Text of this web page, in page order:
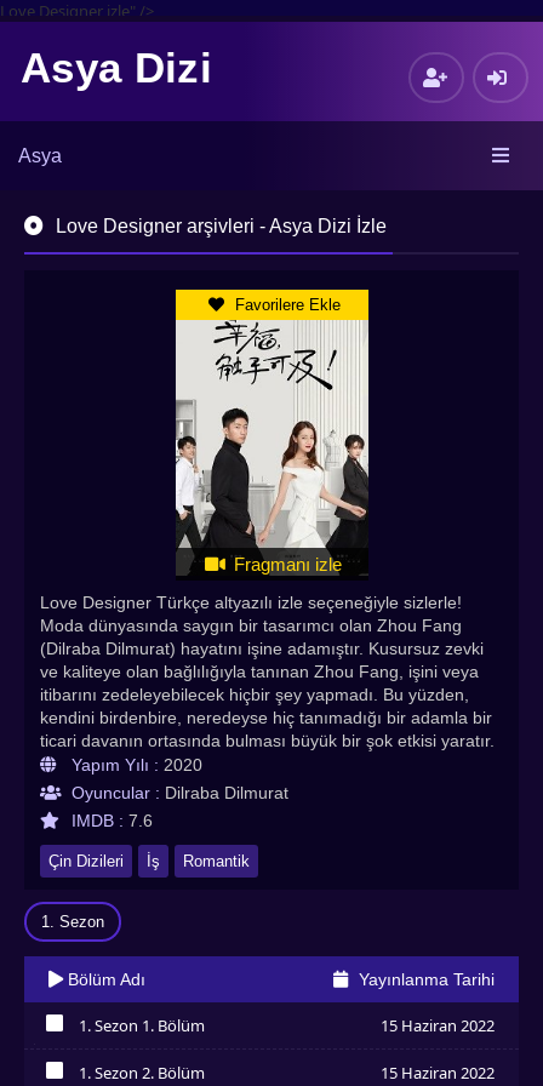
Love Designer izle" />
Asya Dizi
Asya
Love Designer arşivleri - Asya Dizi İzle
Favorilere Ekle
Fragmanı izle
Love Designer Türkçe altyazılı izle seçeneğiyle sizlerle!
Moda dünyasında saygın bir tasarımcı olan Zhou Fang
(Dilraba Dilmurat) hayatını işine adamıştır. Kusursuz zevki
ve kaliteye olan bağlılığıyla tanınan Zhou Fang, işini veya
itibarını zedeleyebilecek hiçbir şey yapmadı. Bu yüzden,
kendini birdenbire, neredeyse hiç tanımadığı bir adamla bir
ticari davanın ortasında bulması büyük bir şok etkisi yaratır.
Bir e-ticaret şirketinin başkanı Song Li (Johnny Huang)
bulunduğu yere gelmek için çok çalıştı ve saçma sapan bir
davanın onu alaşağı etmesine izin vermeyecek. Zhou Fang
ile yüz yüze olan Song Li, ikisinin de bu yasal karmaşadan
zarar görmeden çıkmasının tek yolunun birlikte çalışmaları
olduğunu fark eder. Dik kafalı ve neredeyse her zaman
kavga eden Zhou Fang ve Song Li, ortak bir zemin bulmak
için mücadele eder, ancak rekabet sürecinde, kendilerinin
daha iyi versiyonları için birbirlerini bilemeye başlarlar.
Beklenmedik bir şekilde kariyerlerinde cesur yeni adımlar
atmak için ilham alan Zhou Fang ve Song Li, değişen tek
şeyin hayalleri olmadığını fark eder. Yol boyunca bir yerde,
tür zıt kutupların gerçekten birlikte gerçek mutluluğu bulma
Yapım Yılı : 2020
Oyuncular : Dilraba Dilmurat
IMDB : 7.6
Çin Dizileri İş Romantik
1. Sezon
Bölüm Adı Yayınlanma Tarihi
1. Sezon 1. Bölüm 15 Haziran 2022
1. Sezon 2. Bölüm 15 Haziran 2022